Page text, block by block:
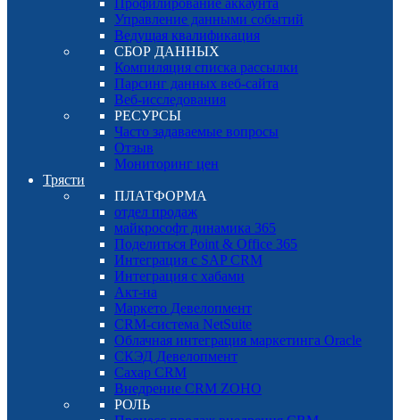
Профилирование аккаунта
Управление данными событий
Ведущая квалификация
СБОР ДАННЫХ
Компиляция списка рассылки
Парсинг данных веб-сайта
Веб-исследования
РЕСУРСЫ
Часто задаваемые вопросы
Отзыв
Мониторинг цен
Трясти
ПЛАТФОРМА
отдел продаж
майкрософт динамика 365
Поделиться Point & Office 365
Интеграция с SAP CRM
Интеграция с хабами
Акт-на
Маркето Девелопмент
CRM-система NetSuite
Облачная интеграция маркетинга Oracle
СКЭД Девелопмент
Сахар CRM
Внедрение CRM ZOHO
РОЛЬ